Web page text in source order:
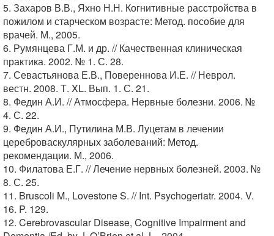
5. Захаров В.В., Яхно Н.Н. Когнитивные расстройства в
пожилом и старческом возрасте: Метод. пособие для
врачей. М., 2005.
6. Румянцева Г.М. и др. // Качественная клиническая
практика. 2002. № 1. С. 28.
7. Севастьянова Е.В., Повереннова И.Е. // Неврол.
вестн. 2008. Т. XL. Вып. 1. С. 21.
8. Федин А.И. // Атмосфера. Нервные болезни. 2006. №
4. С. 22.
9. Федин А.И., Путилина М.В. Луцетам в лечении
цереброваскулярных заболеваний: Метод.
рекомендации. М., 2006.
10. Филатова Е.Г. // Лечение нервных болезней. 2003. №
8. С. 25.
11. Bruscoli M., Lovestone S. // Int. Psychogeriatr. 2004. V.
16. P. 129.
12. Cerebrovascular Disease, Cognitive Impairment and